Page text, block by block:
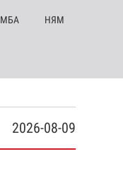
МБА НЯМ
2026-08-09